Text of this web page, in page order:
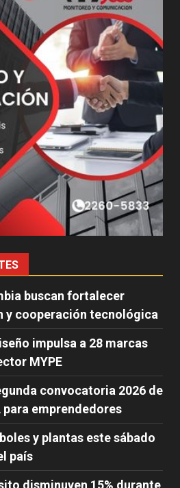
buscan fortalecer
y cooperación tecnológica
impulsa a 28 marcas
MYPE
convocatoria 2026 de
para emprendedores
y plantas este sábado
país
disminuyen 15% durante